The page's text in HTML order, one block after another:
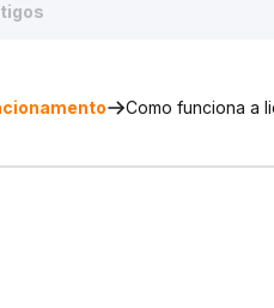
Como funciona a